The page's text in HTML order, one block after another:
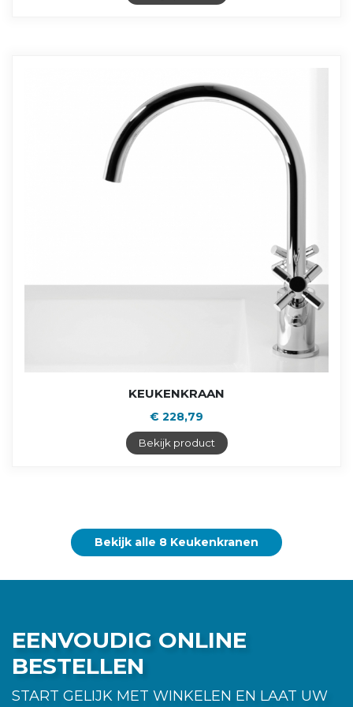
KEUKENKRAAN
€ 228,79
Bekijk product
Bekijk alle 8 Keukenkranen
EENVOUDIG ONLINE
BESTELLEN
START GELIJK MET WINKELEN EN LAAT UW